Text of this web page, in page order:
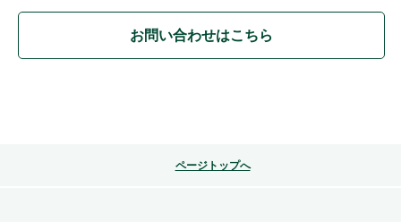
お問い合わせはこちら
ページトップへ